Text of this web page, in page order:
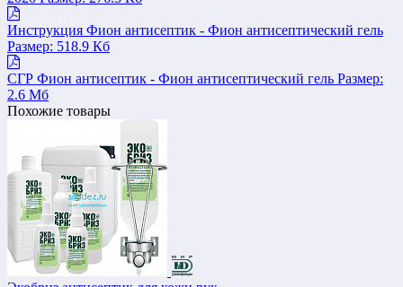
Инструкция Фион антисептик - Фион антисептический гель
Размер: 518.9 Кб
СГР Фион антисептик - Фион антисептический гель Размер:
2.6 Мб
Похожие товары